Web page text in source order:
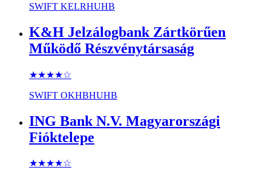
SWIFT KELRHUHB
K&H Jelzálogbank Zártkörűen
Működő Részvénytársaság
★★★★☆
SWIFT OKHBHUHB
ING Bank N.V. Magyarországi
Fióktelepe
★★★★☆